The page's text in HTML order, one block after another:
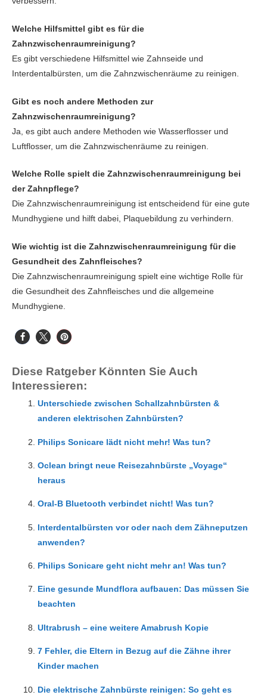
Welche Hilfsmittel gibt es für die
Zahnzwischenraumreinigung?
Es gibt verschiedene Hilfsmittel wie Zahnseide und
Interdentalbürsten, um die Zahnzwischenräume zu reinigen.
Gibt es noch andere Methoden zur
Zahnzwischenraumreinigung?
Ja, es gibt auch andere Methoden wie Wasserflosser und
Luftflosser, um die Zahnzwischenräume zu reinigen.
Welche Rolle spielt die Zahnzwischenraumreinigung bei
der Zahnpflege?
Die Zahnzwischenraumreinigung ist entscheidend für eine gute
Mundhygiene und hilft dabei, Plaquebildung zu verhindern.
Wie wichtig ist die Zahnzwischenraumreinigung für die
Gesundheit des Zahnfleisches?
Die Zahnzwischenraumreinigung spielt eine wichtige Rolle für
die Gesundheit des Zahnfleisches und die allgemeine
Mundhygiene.
Diese Ratgeber Könnten Sie Auch
Interessieren:
Unterschiede zwischen Schallzahnbürsten &
anderen elektrischen Zahnbürsten?
Philips Sonicare lädt nicht mehr! Was tun?
Oclean bringt neue Reisezahnbürste „Voyage“
heraus
Oral-B Bluetooth verbindet nicht! Was tun?
Interdentalbürsten vor oder nach dem Zähneputzen
anwenden?
Philips Sonicare geht nicht mehr an! Was tun?
Eine gesunde Mundflora aufbauen: Das müssen Sie
beachten
Ultrabrush – eine weitere Amabrush Kopie
7 Fehler, die Eltern in Bezug auf die Zähne ihrer
Kinder machen
Die elektrische Zahnbürste reinigen: So geht es